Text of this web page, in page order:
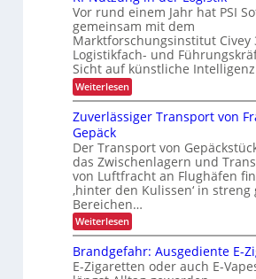
R
e
c
y
c
l
i
g
h
ö
f
e
n
o
m
i
e
u
d
r
ä
z
i
s
o
n
b
e
i
t
s
s
i
h
e
r
h
e
i
t
d
Vor rund einem Jahr hat PSI
gemeinsam mit dem
Marktforschungsinstitut Civey
Logistikfach- und
Sicht auf künstliche
Weiterlesen:
K
I
-
u
t
z
u
n
g
i
n
d
e
r
Zuverlässiger Transport von
Gepäck
Der Transport von
das Zwischenlagern und
von Luftfracht an Flughäfen
‚hinter den Kulissen‘ in
Bereichen…
Weiterlesen:
Z
u
v
e
Brandgefahr: Ausgediente E-
E-Zigaretten oder auch E-